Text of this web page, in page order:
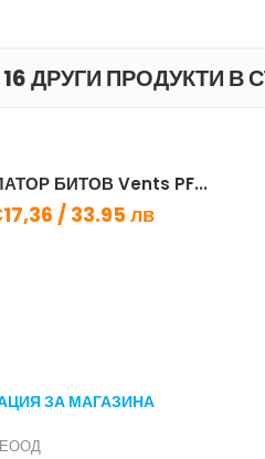
16 ДРУГИ ПРОДУКТИ В
БИТОВ Vents PF...
/ 33.95 лв
ЗА МАГАЗИНА